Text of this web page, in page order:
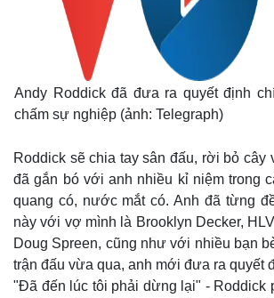
Andy Roddick đã đưa ra quyết định
chấm sự nghiệp (ảnh: Telegraph)
Roddick sẽ chia tay sân đấu, rời bỏ cây
đã gắn bó với anh nhiều kỉ niệm trong
quang có, nước mắt có. Anh đã từng
này với vợ mình là Brooklyn Decker,
Doug Spreen, cũng như với nhiều bạn
trận đấu vừa qua, anh mới đưa ra quyết
"Đã đến lúc tôi phải dừng lại" - Roddick